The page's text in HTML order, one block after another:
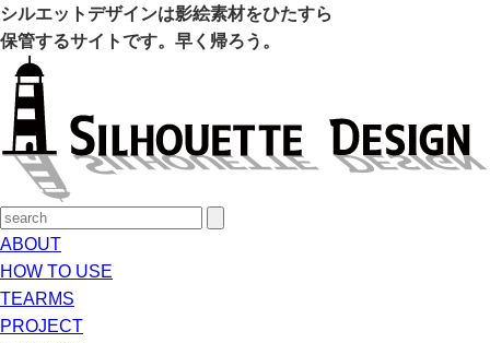
シルエットデザインは影絵素材をひたすら
保管するサイトです。早く帰ろう。
ABOUT
HOW TO USE
TEARMS
PROJECT